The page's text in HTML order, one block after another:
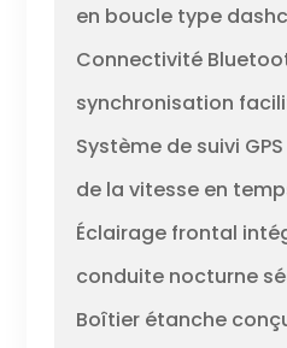
en boucle type
Connectivité
synchronisation
Système de suivi
de la vitesse en
Éclairage frontal
conduite nocturne
Boîtier étanche